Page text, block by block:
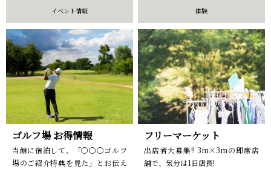
イベント情報 体験
ゴルフ場 お得情報
当館に宿泊して、「〇〇〇ゴルフ
場のご紹介特典を見た」とお伝え
フリーマーケット
出店者大募集!! 3m×3mの即席店
舗で、気分は1日店長!